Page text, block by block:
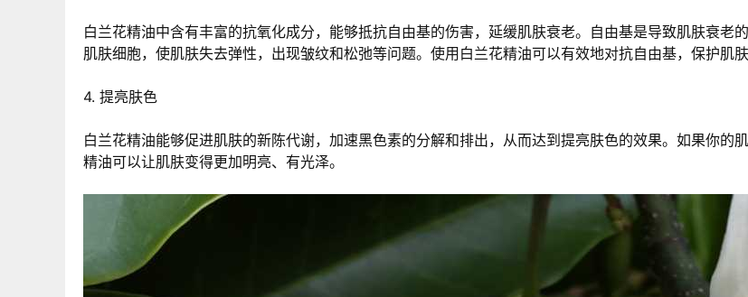
白兰花精油中含有丰富的抗氧化成分，能够抵抗自由基的伤害，延缓肌肤衰老。自由基是导致肌肤衰老
肌肤细胞，使肌肤失去弹性，出现皱纹和松弛等问题。使用白兰花精油可以有效地对抗自由基，保护肌肤
4. 提亮肤色
白兰花精油能够促进肌肤的新陈代谢，加速黑色素的分解和排出，从而达到提亮肤色的效果。如果你的
精油可以让肌肤变得更加明亮、有光泽。